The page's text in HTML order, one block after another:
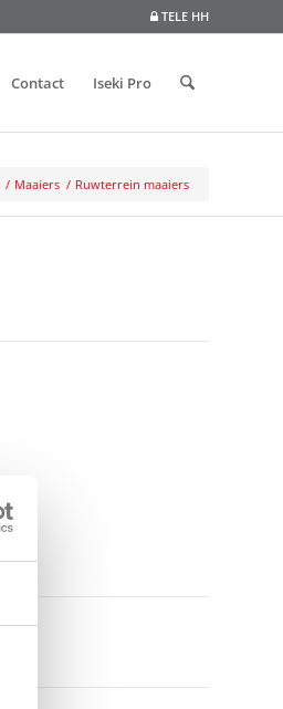
TELE HH
Contact Iseki Pro
/ Maaiers / Ruwterrein maaiers